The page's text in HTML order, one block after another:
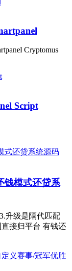
Cryptomus
Script
钱模式还贷系
升级是隔代匹配
接归平台 有钱还